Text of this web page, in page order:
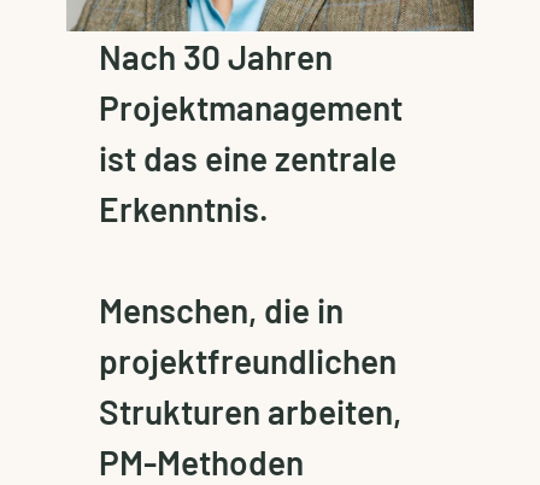
Nach 30 Jahren
Projektmanagement
ist das eine zentrale
Erkenntnis.
Menschen, die in
projektfreundlichen
Strukturen arbeiten,
PM-Methoden